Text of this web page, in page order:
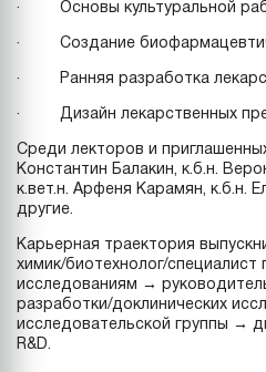
· Основы культуральной
· Создание
· Ранняя разработка
· Дизайн лекарственных
Среди лекторов и
Константин Балакин, к.б.н.
к.вет.н. Арфеня Карамян, к.б.н.
другие.
Карьерная траектория
химик/биотехнолог/специалист
исследованиям →
разработки/доклинических
исследовательской группы →
R&D.